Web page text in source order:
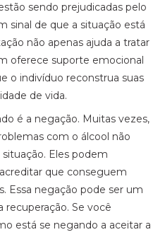
sendo prejudicadas pelo
sinal de que a situação está
não apenas ajuda a tratar
oferece suporte emocional
o indivíduo reconstrua suas
de vida.
é a negação. Muitas vezes,
com o álcool não
Eles podem
que conseguem
Essa negação pode ser um
recuperação. Se você
está se negando a aceitar a